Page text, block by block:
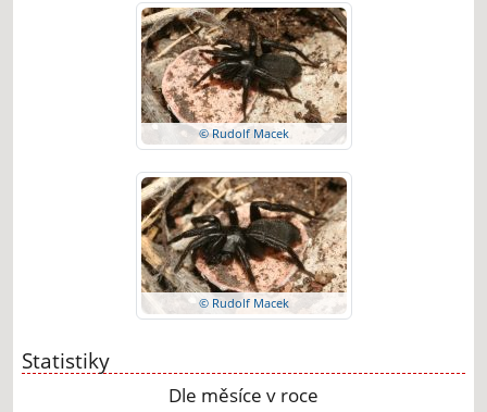
© Rudolf Macek
© Rudolf Macek
Statistiky
Dle měsíce v roce